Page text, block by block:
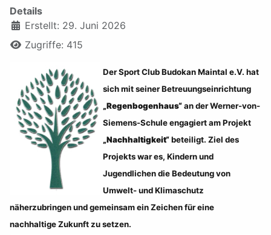
Details
Erstellt: 29. Juni 2026
Zugriffe: 415
Der Sport Club Budokan Maintal e.V. hat
sich mit seiner Betreuungseinrichtung
„Regenbogenhaus“an der Werner-von-
Siemens-Schule engagiert am Projekt
„Nachhaltigkeit“beteiligt. Ziel des
Projekts war es, Kindern und
Jugendlichen die Bedeutung von
Umwelt- und Klimaschutz
näherzubringen und gemeinsam ein Zeichen für eine
nachhaltige Zukunft zu setzen.